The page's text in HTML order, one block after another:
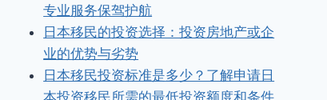
专业服务保驾护航
日本移民的投资选择：投资房地产或企
业的优势与劣势
日本移民投资标准是多少？了解申请日
本投资移民所需的最低投资额度和条件